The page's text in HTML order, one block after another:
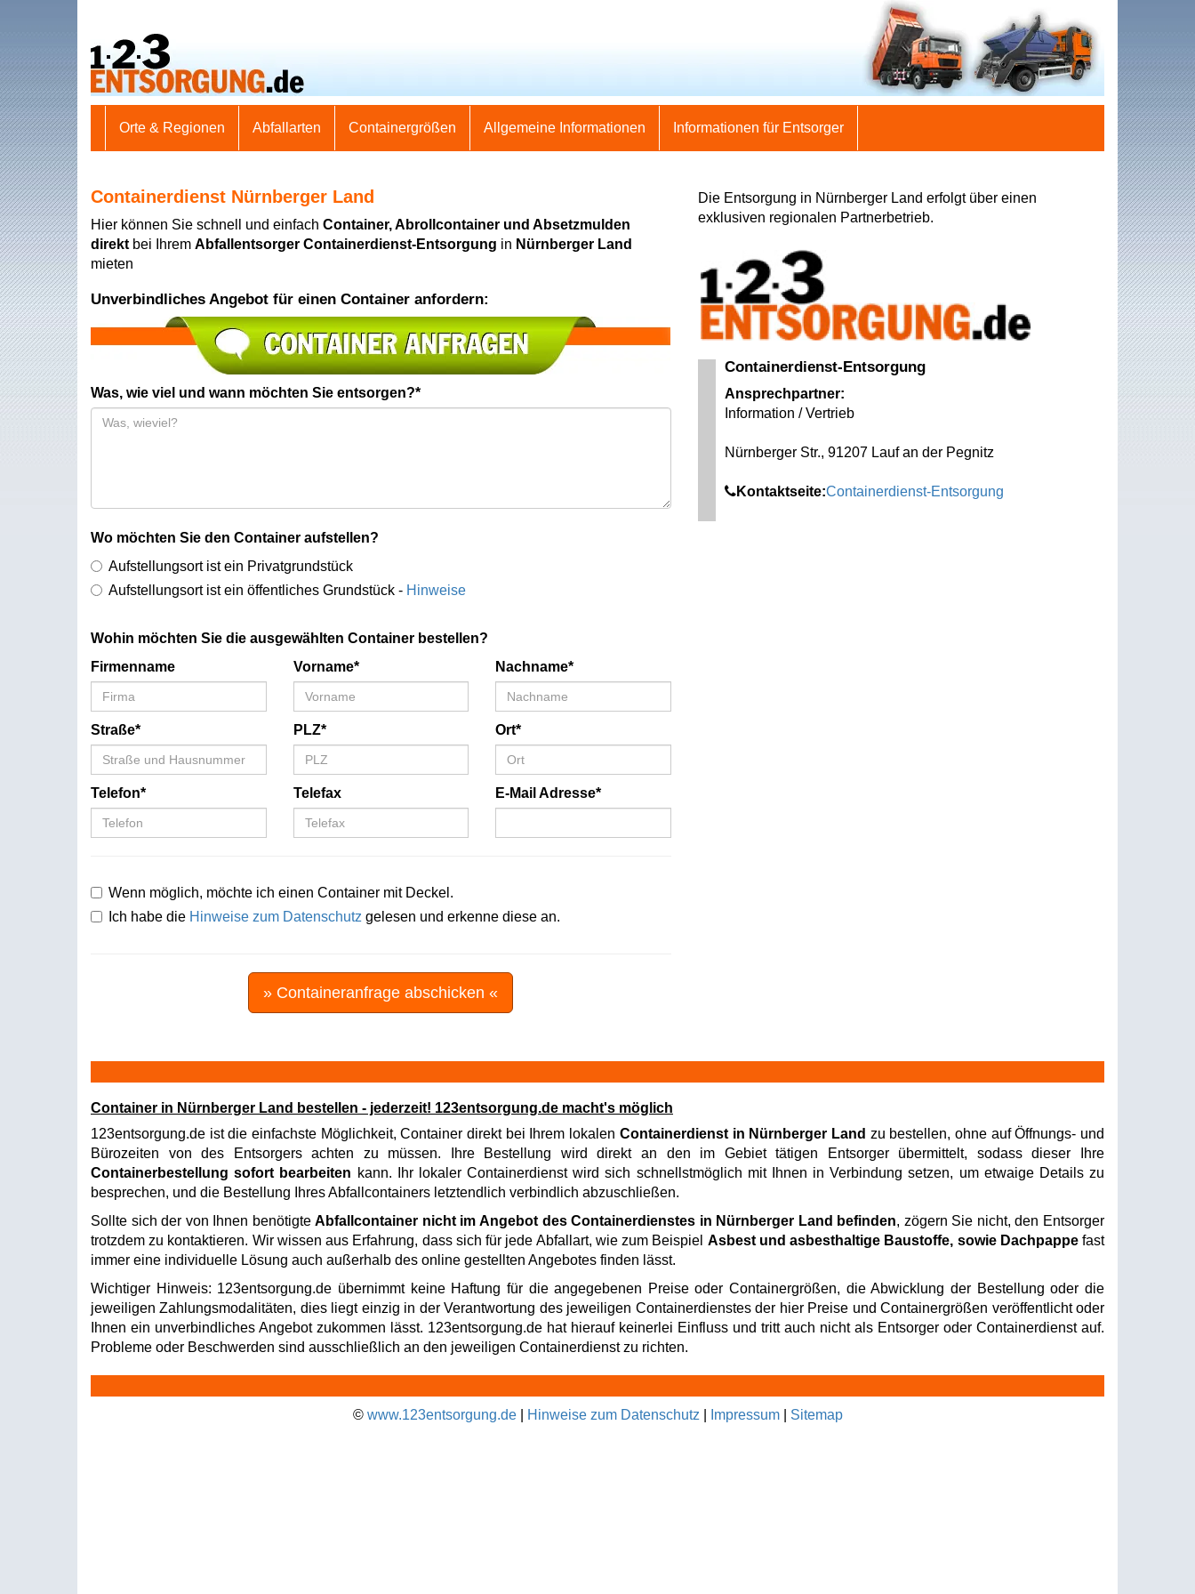
Orte & Regionen Abfallarten Containergrößen Allgemeine Informationen Informationen für Entsorger
Containerdienst Nürnberger Land
Hier können Sie schnell und einfach Container, Abrollcontainer und Absetzmulden
direkt bei Ihrem Abfallentsorger Containerdienst-Entsorgung in Nürnberger Land
mieten
Unverbindliches Angebot für einen Container anfordern:
Was, wie viel und wann möchten Sie entsorgen?*
Wo möchten Sie den Container aufstellen?
Aufstellungsort ist ein Privatgrundstück
Aufstellungsort ist ein öffentliches Grundstück - Hinweise
Wohin möchten Sie die ausgewählten Container bestellen?
Firmenname
Vorname* Nachname*
Straße* PLZ* Ort*
Telefon* Telefax E-Mail Adresse*
Wenn möglich, möchte ich einen Container mit Deckel.
Ich habe die Hinweise zum Datenschutz gelesen und erkenne diese an.
» Containeranfrage abschicken «
Die Entsorgung in Nürnberger Land erfolgt über einen
exklusiven regionalen Partnerbetrieb.
Containerdienst-Entsorgung
Ansprechpartner:
Information / Vertrieb
Nürnberger Str., 91207 Lauf an der Pegnitz
Kontaktseite:Containerdienst-Entsorgung
Container in Nürnberger Land bestellen - jederzeit! 123entsorgung.de macht's möglich
123entsorgung.de ist die einfachste Möglichkeit, Container direkt bei Ihrem lokalen Containerdienst in Nürnberger Land zu bestellen, ohne auf Öffnungs- und
Bürozeiten von des Entsorgers achten zu müssen. Ihre Bestellung wird direkt an den im Gebiet tätigen Entsorger übermittelt, sodass dieser Ihre
Containerbestellung sofort bearbeiten kann. Ihr lokaler Containerdienst wird sich schnellstmöglich mit Ihnen in Verbindung setzen, um etwaige Details zu
besprechen, und die Bestellung Ihres Abfallcontainers letztendlich verbindlich abzuschließen.
Sollte sich der von Ihnen benötigteAbfallcontainer nicht im Angebot des Containerdienstes in Nürnberger Land befinden, zögern Sie nicht, den Entsorger
trotzdem zu kontaktieren. Wir wissen aus Erfahrung, dass sich für jede Abfallart, wie zum Beispiel Asbest und asbesthaltige Baustoffe, sowie Dachpappefast
immer eine individuelle Lösung auch außerhalb des online gestellten Angebotes finden lässt.
Wichtiger Hinweis: 123entsorgung.de übernimmt keine Haftung für die angegebenen Preise oder Containergrößen, die Abwicklung der Bestellung oder die
jeweiligen Zahlungsmodalitäten, dies liegt einzig in der Verantwortung des jeweiligen Containerdienstes der hier Preise und Containergrößen veröffentlicht oder
Ihnen ein unverbindliches Angebot zukommen lässt. 123entsorgung.de hat hierauf keinerlei Einfluss und tritt auch nicht als Entsorger oder Containerdienst auf.
Probleme oder Beschwerden sind ausschließlich an den jeweiligen Containerdienst zu richten.
© www.123entsorgung.de| Hinweise zum Datenschutz Impressum| Sitemap